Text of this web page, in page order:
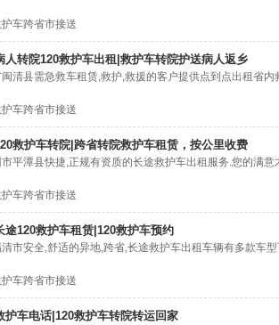
车跨省市接送
人转院120救护车出租|救护车转院护送病人返乡
清县需急救车租赁,救护,救援的客户提供点到点出租省内
车跨省市接送
救护车转院|跨省转院救护车租赁，按公里收费
平潭县快捷,正规有资质的长途救护车出租服务.您的满意
车跨省市接送
途120救护车租赁|120救护车预约
市安全,舒适的异地,跨省,长途救护车出租车辆有多款车型
车跨省市接送
护车电话|120救护车转院转运回家